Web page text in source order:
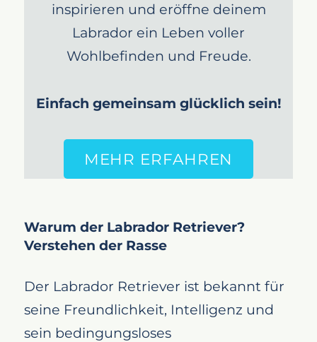
inspirieren und eröffne deinem
Labrador ein Leben voller
Wohlbefinden und Freude.
Einfach gemeinsam glücklich sein!
MEHR ERFAHREN
Warum der Labrador Retriever?
Verstehen der Rasse
Der Labrador Retriever ist bekannt für
seine Freundlichkeit, Intelligenz und
sein bedingungsloses